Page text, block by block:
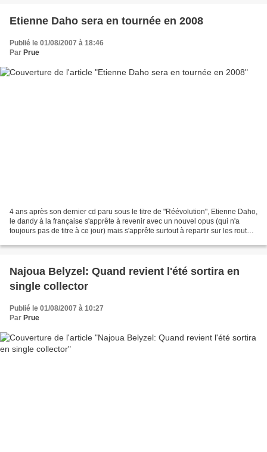
Etienne Daho sera en tournée en 2008
Publié le 01/08/2007 à 18:46
Par Prue
4 ans après son dernier cd paru sous le titre de "Réévolution", Etienne Daho,
le dandy à la française s'apprête à revenir avec un nouvel opus (qui n'a
toujours pas de titre à ce jour) mais s'apprête surtout à repartir sur les routes
Najoua Belyzel: Quand revient l'été sortira en
single collector
Publié le 01/08/2007 à 10:27
Par Prue